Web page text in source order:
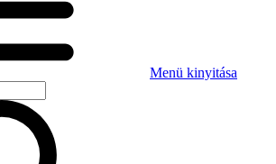
Menü kinyitása